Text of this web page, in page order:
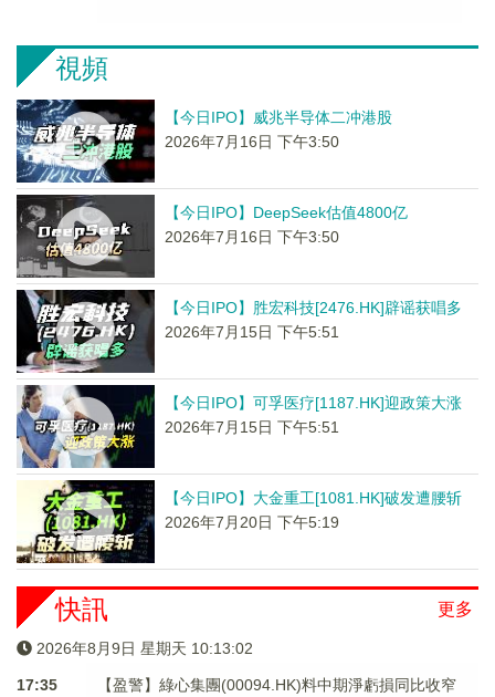
視頻
【今日IPO】威兆半导体二冲港股
2026年7月16日 下午3:50
【今日IPO】DeepSeek估值4800亿
2026年7月16日 下午3:50
【今日IPO】胜宏科技[2476.HK]辟谣获唱多
2026年7月15日 下午5:51
【今日IPO】可孚医疗[1187.HK]迎政策大涨
2026年7月15日 下午5:51
【今日IPO】大金重工[1081.HK]破发遭腰斩
2026年7月20日 下午5:19
更多
快訊
2026年8月9日 星期天 10:13:02
17:35
【盈警】綠心集團(00094.HK)料中期淨虧損同比收窄